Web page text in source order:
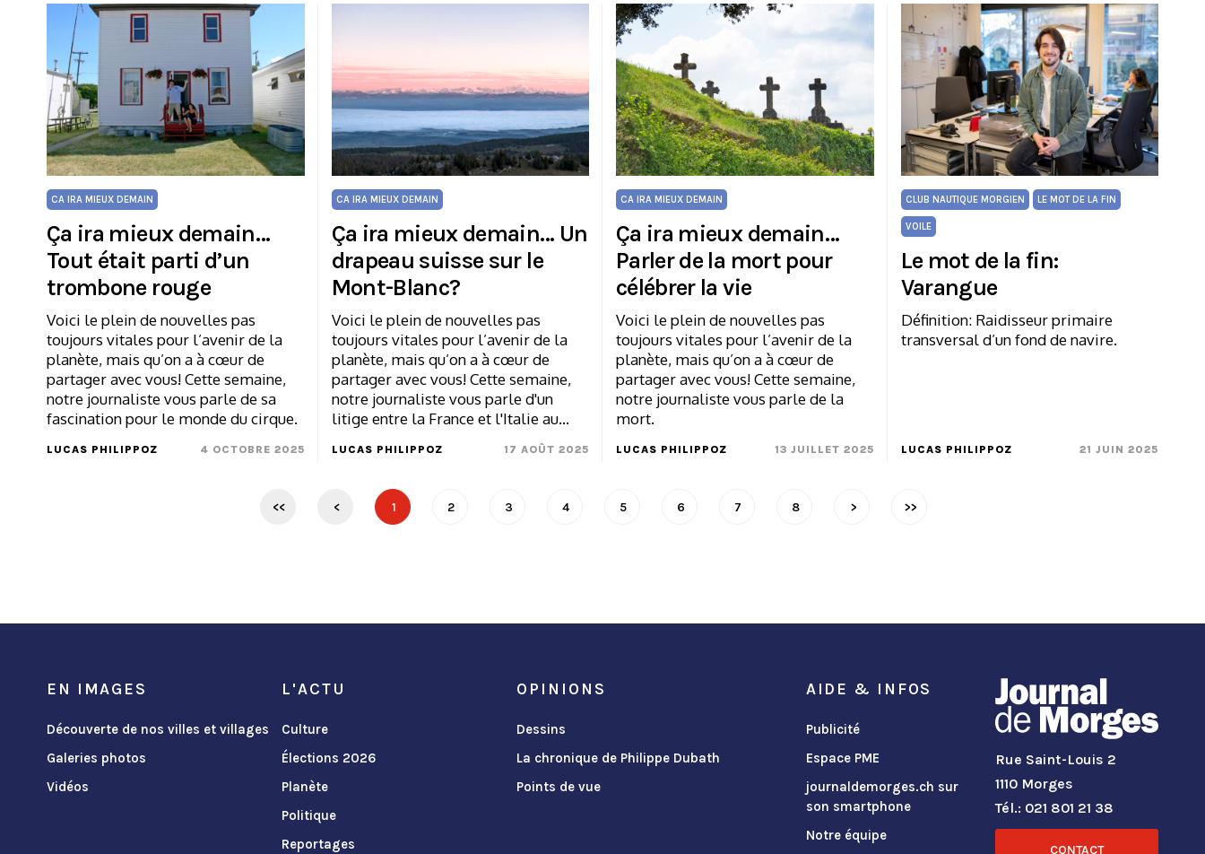
CA IRA MIEUX DEMAIN
Ça ira mieux demain…
Tout était parti d’un
trombone rouge
Voici le plein de nouvelles pas
toujours vitales pour l’avenir de la
planète, mais qu’on a à cœur de
partager avec vous! Cette semaine,
notre journaliste vous parle de sa
fascination pour le monde du cirque.
LUCAS PHILIPPOZ 4 OCTOBRE 2025
CA IRA MIEUX DEMAIN
Ça ira mieux demain… Un
drapeau suisse sur le
Mont-Blanc?
Voici le plein de nouvelles pas
toujours vitales pour l’avenir de la
planète, mais qu’on a à cœur de
partager avec vous! Cette semaine,
notre journaliste vous parle d'un
litige entre la France et l'Italie au…
LUCAS PHILIPPOZ 17 AOÛT 2025
CA IRA MIEUX DEMAIN
Ça ira mieux demain…
Parler de la mort pour
célébrer la vie
Voici le plein de nouvelles pas
toujours vitales pour l’avenir de la
planète, mais qu’on a à cœur de
partager avec vous! Cette semaine,
notre journaliste vous parle de la
mort.
LUCAS PHILIPPOZ 13 JUILLET 2025
CLUB NAUTIQUE MORGIEN LE MOT DE LA FIN
VOILE
Le mot de la fin:
Varangue
Définition: Raidisseur primaire
transversal d’un fond de navire.
LUCAS PHILIPPOZ 21 JUIN 2025
<< < 1 2 3 4 5 6 7 8 > >>
EN IMAGES
Découverte de nos villes et villages
Galeries photos
Vidéos
L'ACTU
Culture
Élections 2026
Planète
Politique
Reportages
OPINIONS
Dessins
La chronique de Philippe Dubath
Points de vue
AIDE & INFOS
Publicité
Espace PME
journaldemorges.ch sur
son smartphone
Notre équipe
Rue Saint-Louis 2
1110 Morges
Tél.: 021 801 21 38
CONTACT